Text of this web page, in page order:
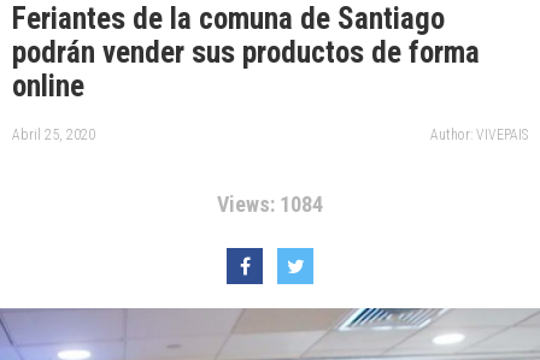
Feriantes de la comuna de Santiago
podrán vender sus productos de forma
online
Abril 25, 2020 Author: VIVEPAIS
Views: 1084